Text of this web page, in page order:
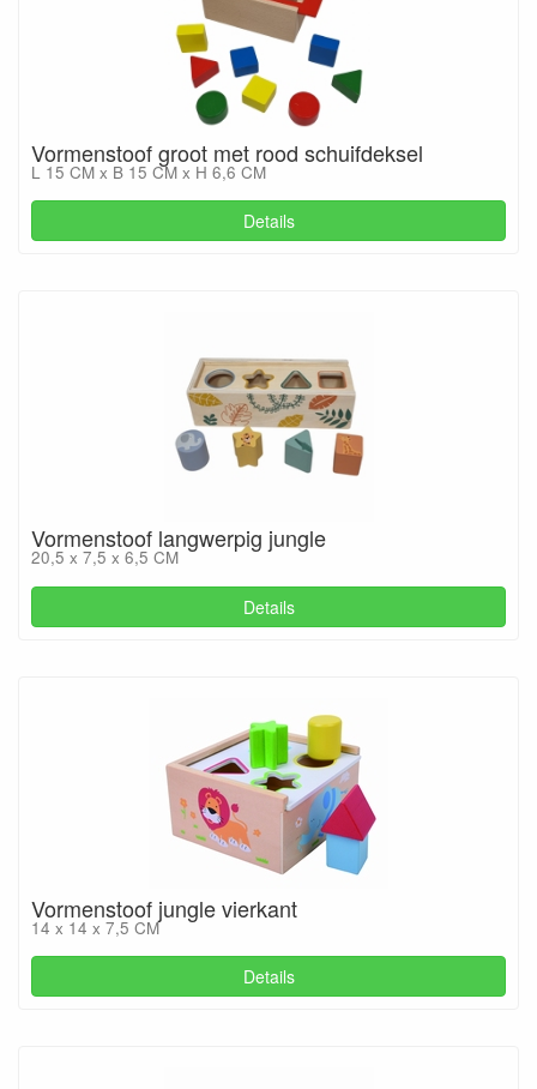
Vormenstoof groot met rood schuifdeksel
L 15 CM x B 15 CM x H 6,6 CM
Details
Vormenstoof langwerpig jungle
20,5 x 7,5 x 6,5 CM
Details
Vormenstoof jungle vierkant
14 x 14 x 7,5 CM
Details